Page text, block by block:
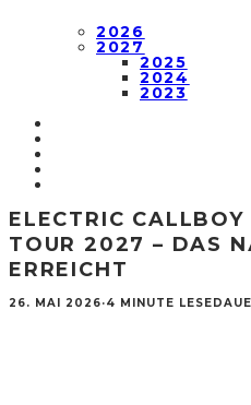
2026
2027
2025
2024
2023
ELECTRIC
TOUR 2027 – DAS
ERREICHT
26. MAI 2026·4 MINUTE